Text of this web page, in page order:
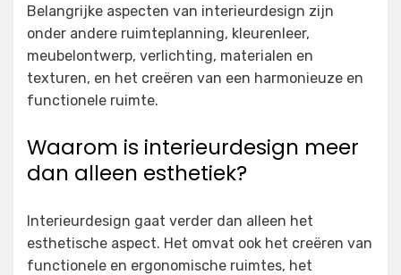
Belangrijke aspecten van interieurdesign zijn
onder andere ruimteplanning, kleurenleer,
meubelontwerp, verlichting, materialen en
texturen, en het creëren van een harmonieuze en
functionele ruimte.
Waarom is interieurdesign meer
dan alleen esthetiek?
Interieurdesign gaat verder dan alleen het
esthetische aspect. Het omvat ook het creëren van
functionele en ergonomische ruimtes, het